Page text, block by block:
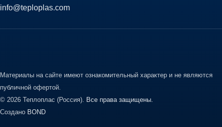
info@teploplas.com
Материалы на сайте имеют ознакомительный характер и не являются
публичной офертой.
© 2026 Теплоплас (Россия). Все права защищены.
Создано BOND